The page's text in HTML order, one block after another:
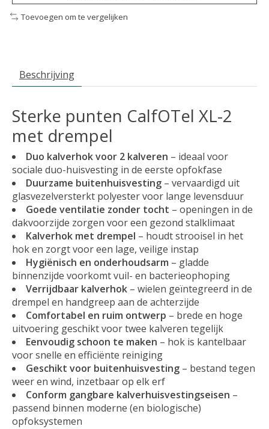
Toevoegen om te vergelijken
Beschrijving
Sterke punten CalfOTel XL-2
met drempel
Duo kalverhok voor 2 kalveren – ideaal voor
sociale duo-huisvesting in de eerste opfokfase
Duurzame buitenhuisvesting – vervaardigd uit
glasvezelversterkt polyester voor lange levensduur
Goede ventilatie zonder tocht – openingen in de
dakvoorzijde zorgen voor een gezond stalklimaat
Kalverhok met drempel – houdt strooisel in het
hok en zorgt voor een lage, veilige instap
Hygiënisch en onderhoudsarm – gladde
binnenzijde voorkomt vuil- en bacterieophoping
Verrijdbaar kalverhok – wielen geïntegreerd in de
drempel en handgreep aan de achterzijde
Comfortabel en ruim ontwerp – brede en hoge
uitvoering geschikt voor twee kalveren tegelijk
Eenvoudig schoon te maken – hok is kantelbaar
voor snelle en efficiënte reiniging
Geschikt voor buitenhuisvesting – bestand tegen
weer en wind, inzetbaar op elk erf
Conform gangbare kalverhuisvestingseisen –
passend binnen moderne (en biologische)
opfoksystemen